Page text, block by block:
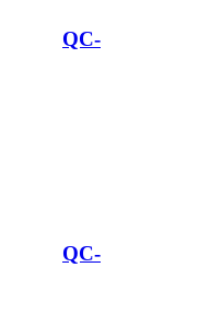
QC-
QC-